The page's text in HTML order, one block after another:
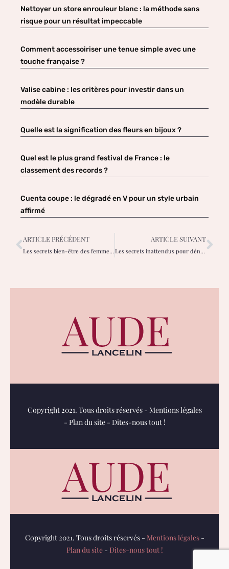
Nettoyer un store enrouleur blanc : la méthode sans
risque pour un résultat impeccable
Comment accessoiriser une tenue simple avec une
touche française ?
Valise cabine : les critères pour investir dans un
modèle durable
Quelle est la signification des fleurs en bijoux ?
Quel est le plus grand festival de France : le
classement des records ?
Cuenta coupe : le dégradé en V pour un style urbain
affirmé
ARTICLE PRÉCÉDENT
Les secrets bien-être des femmes pour rayonner chaque jour
ARTICLE SUIVANT
Les secrets inattendus pour dénicher l’amour sincère au féminin
Copyright 2021. Tous droits réservés - Mentions légales
- Plan du site- Dites-nous tout !
Copyright 2021. Tous droits réservés - Mentions légales-
Plan du site- Dites-nous tout !